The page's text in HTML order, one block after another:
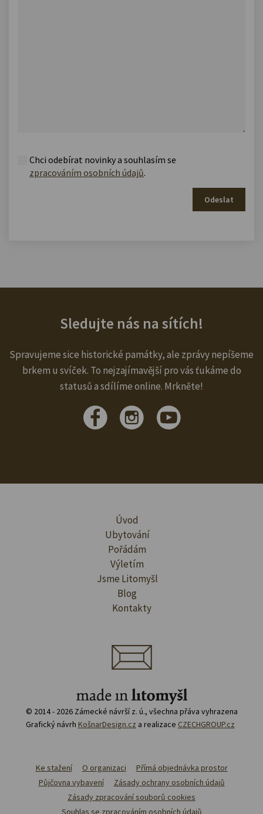
Chci odebírat novinky a souhlasím se
zpracováním osobních údajů.
Odeslat
Sledujte nás na sítích!
Spravujeme sice historické památky, ale zprávy nepíšeme
brkem u svíček. To nejzajímavější pro vás ťukáme do
statusů a sdílíme online. Mrkněte!
Úvod
Ubytování
Pořádám
Výletím
Jsme Litomyšl
Blog
Kontakty
© 2014 - 2026 Zámecké návrší z. ú., všechna přáva vyhrazena
Grafický návrh KošnarDesign.cz a realizace CZECHGROUP.cz
Ke stažení O organizaci
Přímá objednávka prostor
Půjčovna vybavení
Zásady ochrany osobních údajů
Zásady zpracování souborů cookies
Souhlas se zpracováním osobních údajů